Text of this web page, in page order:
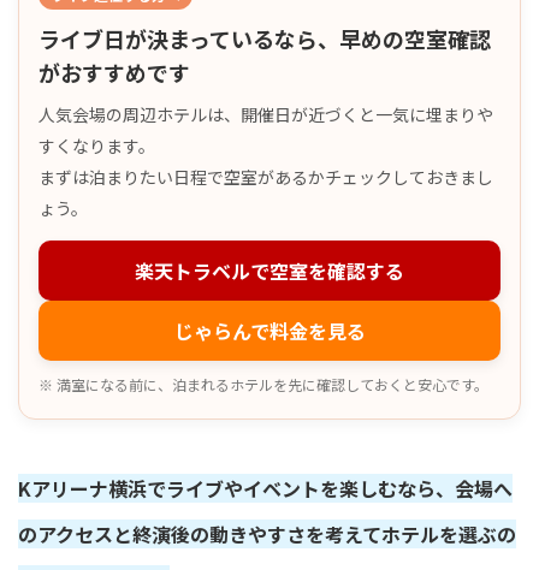
ライブ日が決まっているなら、早めの空室確認
がおすすめです
人気会場の周辺ホテルは、開催日が近づくと一気に埋まりや
すくなります。
まずは泊まりたい日程で空室があるかチェックしておきまし
ょう。
楽天トラベルで空室を確認する
じゃらんで料金を見る
※ 満室になる前に、泊まれるホテルを先に確認しておくと安心です。
Kアリーナ横浜でライブやイベントを楽しむなら、会場へ
のアクセスと終演後の動きやすさを考えてホテルを選ぶの